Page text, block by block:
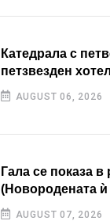
Катедрала с
петзвезден
AUGUST 06, 2026
Гала се показа
(Новородената ѝ
AUGUST 07, 2026